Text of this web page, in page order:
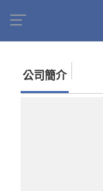
公司簡介